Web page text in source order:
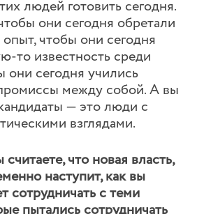
людей готовить сегодня.
они сегодня обретали
чтобы они сегодня
то известность среди
они сегодня учились
между собой. А вы
— это люди с
взглядами.
что новая власть,
наступит, как вы
сотрудничать с теми
пытались сотрудничать